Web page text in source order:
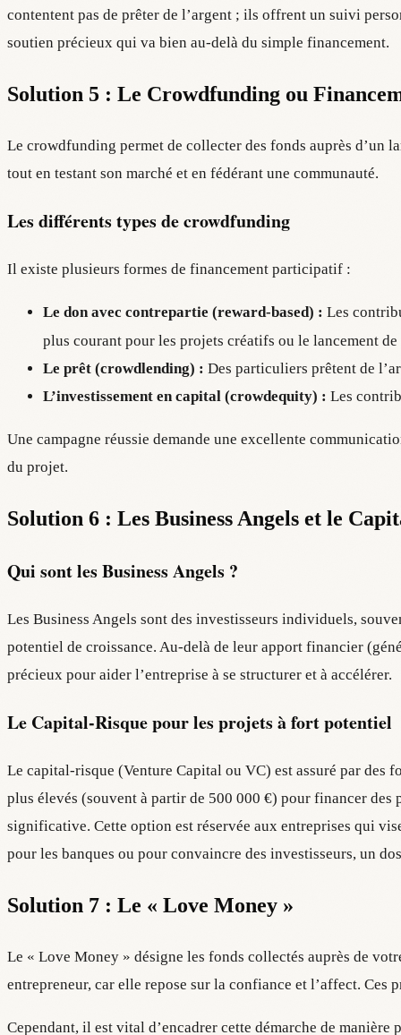
contentent pas de prêter de l’argent ; ils offrent un suivi
soutien précieux qui va bien au-delà du simple financement.
Solution 5 : Le Crowdfunding ou
Le crowdfunding permet de collecter des fonds auprès d’un
tout en testant son marché et en fédérant une communauté.
Les différents types de crowdfunding
Il existe plusieurs formes de financement participatif :
Le don avec contrepartie (reward-based) : Les
plus courant pour les projets créatifs ou le lancement
Le prêt (crowdlending) : Des particuliers prêtent de
L’investissement en capital (crowdequity) : Les
Une campagne réussie demande une excellente
du projet.
Solution 6 : Les Business Angels et le
Qui sont les Business Angels ?
Les Business Angels sont des investisseurs individuels,
potentiel de croissance. Au-delà de leur apport financier
précieux pour aider l’entreprise à se structurer et à accélérer.
Le Capital-Risque pour les projets à fort potentiel
Le capital-risque (Venture Capital ou VC) est assuré par des
plus élevés (souvent à partir de 500 000 €) pour financer
significative. Cette option est réservée aux entreprises qui
pour les banques ou pour convaincre des investisseurs, un
Solution 7 : Le « Love Money »
Le « Love Money » désigne les fonds collectés auprès de
entrepreneur, car elle repose sur la confiance et l’affect.
Cependant, il est vital d’encadrer cette démarche de